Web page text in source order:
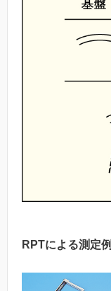
RPTによる測定例